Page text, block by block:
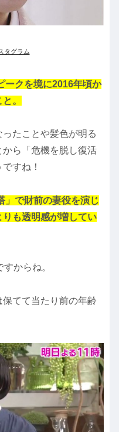
タグラム
ークを境に2016年頃か
。
たことや髪色が明る
から「危機を脱し復活
すね！
」で財前の妻役を演じ
も透明感が増してい
すからね。
てて当たり前の年齢